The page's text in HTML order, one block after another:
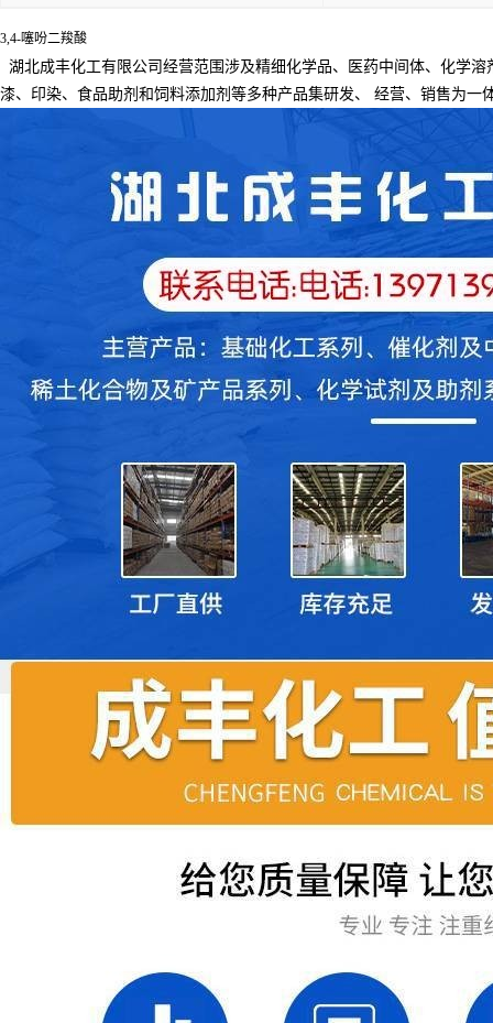
3,4-噻吩二羧酸
湖北成丰化工有限公司经营范围涉及精细化学品、医药中间体、化学
漆、印染、食品助剂和饲料添加剂等多种产品集研发、
经营、销售为一